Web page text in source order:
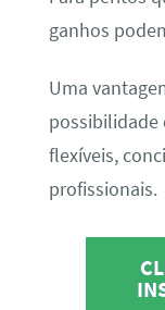
ganhos
Uma
possibilidade
flexíveis,
profissionais.